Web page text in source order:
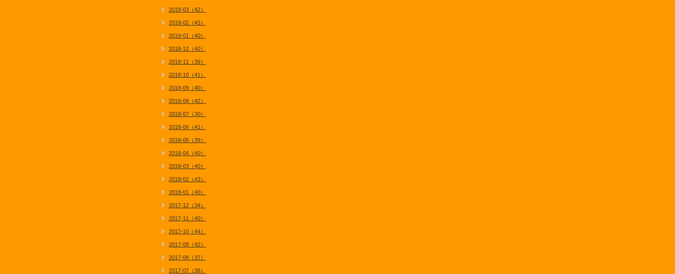
2019-03（42）
2019-02（43）
2019-01（40）
2018-12（40）
2018-11（39）
2018-10（41）
2018-09（40）
2018-08（42）
2018-07（30）
2018-06（41）
2018-05（39）
2018-04（40）
2018-03（40）
2018-02（43）
2018-01（40）
2017-12（34）
2017-11（40）
2017-10（44）
2017-09（42）
2017-08（37）
2017-07（38）